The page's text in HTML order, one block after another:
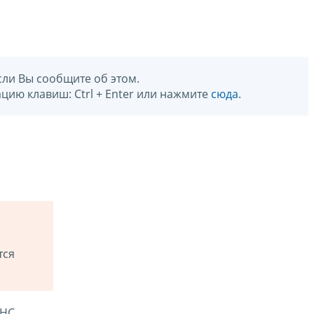
Вы сообщите об этом.
клавиш: Ctrl + Enter или нажмите сюда.